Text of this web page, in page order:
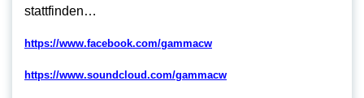
stattfinden…
https://www.facebook.com/gammacw
https://www.soundcloud.com/gammacw